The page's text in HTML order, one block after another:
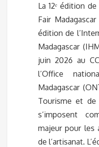
La 12ᵉ édition
Fair
édition de
Madagascar
juin 2026 au
l’Office
Madagascar
Tourisme et de
s’imposent
majeur pour les
de l’artisanat.